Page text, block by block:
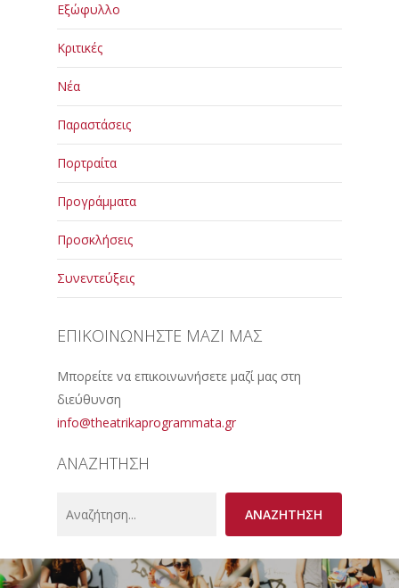
Εξώφυλλο
Κριτικές
Νέα
Παραστάσεις
Πορτραίτα
Προγράμματα
Προσκλήσεις
Συνεντεύξεις
ΕΠΙΚΟΙΝΩΝΗΣΤΕ ΜΑΖΙ ΜΑΣ
Μπορείτε να επικοινωνήσετε μαζί μας στη
διεύθυνση
info@theatrikaprogrammata.gr
ΑΝΑΖΗΤΗΣΗ
ΑΝΑΖΗΤΗΣΗ